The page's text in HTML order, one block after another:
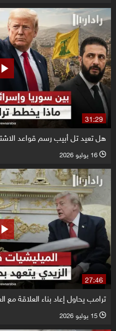
31:29
هل تعيد تل أبيب رسم قواعد
l 16 يوليو 2026
27:46
ترامب يحاول إعاد بناء العلاقة
l 15 يوليو 2026